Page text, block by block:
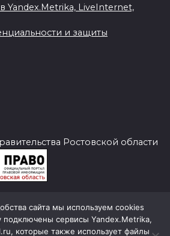
LiveInternet,
и защиты
Ростовской области
сайта мы используем cookies
подключены сервисы Yandex.Metrika,
которые также использует файлы